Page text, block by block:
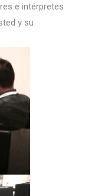
e intérpretes
y su